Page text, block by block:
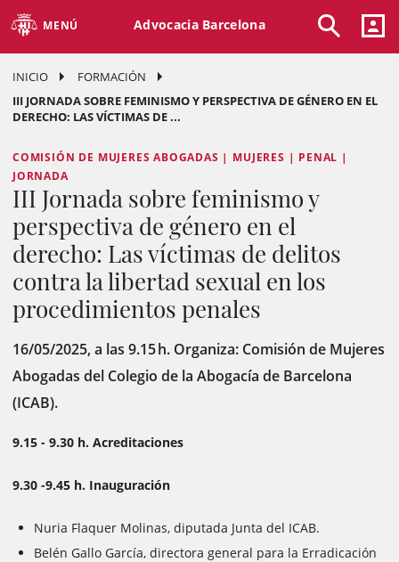
MENÚ Advocacia Barcelona
INICIO
FORMACIÓN
III JORNADA SOBRE FEMINISMO Y PERSPECTIVA DE GÉNERO EN EL
DERECHO: LAS VÍCTIMAS DE ...
COMISIÓN DE MUJERES ABOGADAS | MUJERES | PENAL |
JORNADA
III Jornada sobre feminismo y
perspectiva de género en el
derecho: Las víctimas de delitos
contra la libertad sexual en los
procedimientos penales
16/05/2025, a las 9.15 h. Organiza: Comisión de Mujeres
Abogadas del Colegio de la Abogacía de Barcelona
(ICAB).
9.15 - 9.30 h. Acreditaciones
9.30 -9.45 h. Inauguración
Nuria Flaquer Molinas, diputada Junta del ICAB.
Belén Gallo García, directora general para la Erradicación